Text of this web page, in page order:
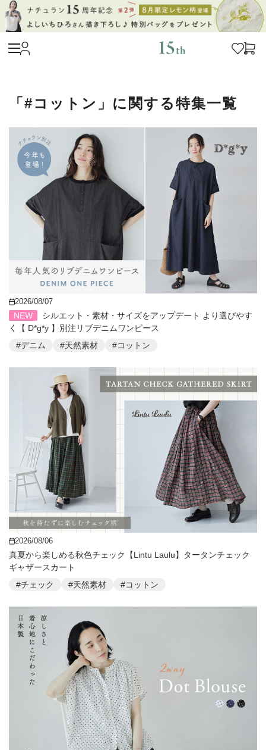
「#コットン」に関する特集一覧
2026/08/07
NEW
シルエット・素材・サイズをアップデート より選びやす
く【 D*g*y 】別注リブデニムワンピース
#デニム
#天然素材 #コットン
2026/08/06
真夏から楽しめる秋色チェック【Lintu Laulu】タータンチェック
ギャザースカート
#チェック
#天然素材 #コットン